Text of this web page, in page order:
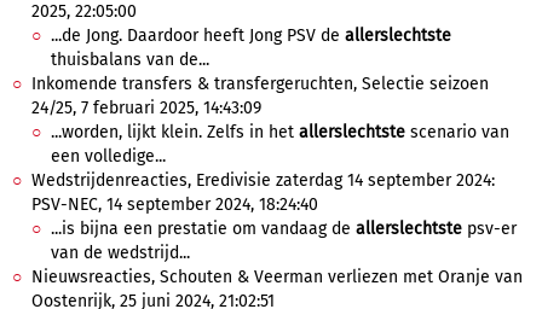
2025, 22:05:00
...de Jong. Daardoor heeft Jong PSV de allerslechtste
thuisbalans van de...
Inkomende transfers & transfergeruchten, Selectie seizoen
24/25, 7 februari 2025, 14:43:09
...worden, lijkt klein. Zelfs in het allerslechtste scenario van
een volledige...
Wedstrijdenreacties, Eredivisie zaterdag 14 september 2024:
PSV-NEC, 14 september 2024, 18:24:40
...is bijna een prestatie om vandaag de allerslechtste psv-er
van de wedstrijd...
Nieuwsreacties, Schouten & Veerman verliezen met Oranje van
Oostenrijk, 25 juni 2024, 21:02:51